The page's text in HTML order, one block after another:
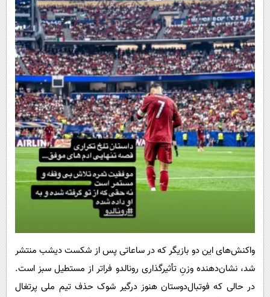
واکنش‌های این دو بازیگر که در ساعاتی پس از شکست دیشب منتشر
شد، نشان‌دهنده وزنِ تأثیرگذاری رونالدو فراتر از مستطیل سبز است.
در حالی که فوتبال‌دوستان هنوز درگیر شوک حذف تیم ملی پرتغال